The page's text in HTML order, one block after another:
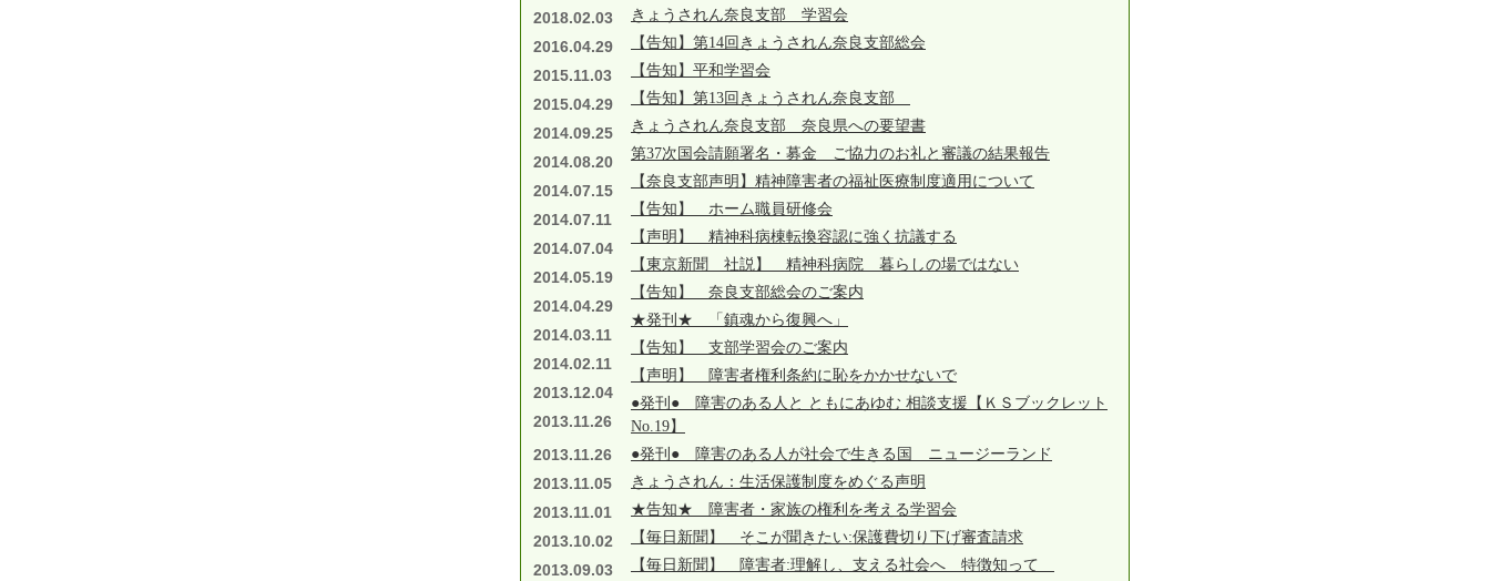
2018.02.03 きょうされん奈良支部 学習会
2016.04.29 【告知】第14回きょうされん奈良支部総会
2015.11.03 【告知】平和学習会
2015.04.29 【告知】第13回きょうされん奈良支部
2014.09.25 きょうされん奈良支部 奈良県への要望書
2014.08.20 第37次国会請願署名・募金 ご協力のお礼と審議の結果報告
2014.07.15
【奈良支部声明】精神障害者の福祉医療制度適用について
2014.07.11
【告知】 ホーム職員研修会
2014.07.04
【声明】 精神科病棟転換容認に強く抗議する
2014.05.19
【東京新聞 社説】 精神科病院 暮らしの場ではない
2014.04.29
【告知】 奈良支部総会のご案内
2014.03.11
★発刊★ 「鎮魂から復興へ」
2014.02.11
【告知】 支部学習会のご案内
2013.12.04
【声明】 障害者権利条約に恥をかかせないで
2013.11.26
●発刊● 障害のある人と ともにあゆむ 相談支援【ＫＳブックレット
No.19】
2013.11.26 ●発刊● 障害のある人が社会で生きる国 ニュージーランド
2013.11.05 きょうされん：生活保護制度をめぐる声明
2013.11.01 ★告知★ 障害者・家族の権利を考える学習会
2013.10.02 【毎日新聞】 そこが聞きたい:保護費切り下げ審査請求
2013.09.03 【毎日新聞】 障害者:理解し、支える社会へ 特徴知って